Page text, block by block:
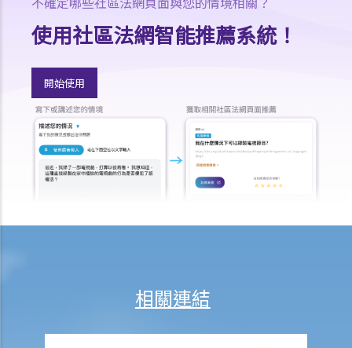
月16日至31日期間的租金嗎？
d) 繳付租金
2. 水龍頭損壞了。業主有責任作維修，但拒絕這樣做。我花了 $500 更
換新的水龍頭。我可否少交 $500 租金？
e) 暫緩租金
f) 租金調整
差餉、管理費及其他費用
追討欠租及收樓
金。 他/她可以這樣做嗎？這是在追討欠租/沒收租賃權的案件中有效的
使用社區法網智能推薦系統！
開始使用
相關連結